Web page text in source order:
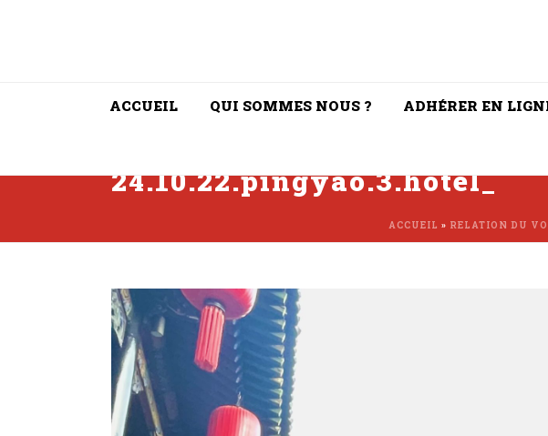
ACCUEIL QUI SOMMES NOUS ? ADHÉRER EN
24.10.22.pingyao.3.hotel_
ACCUEIL » RELATION DU